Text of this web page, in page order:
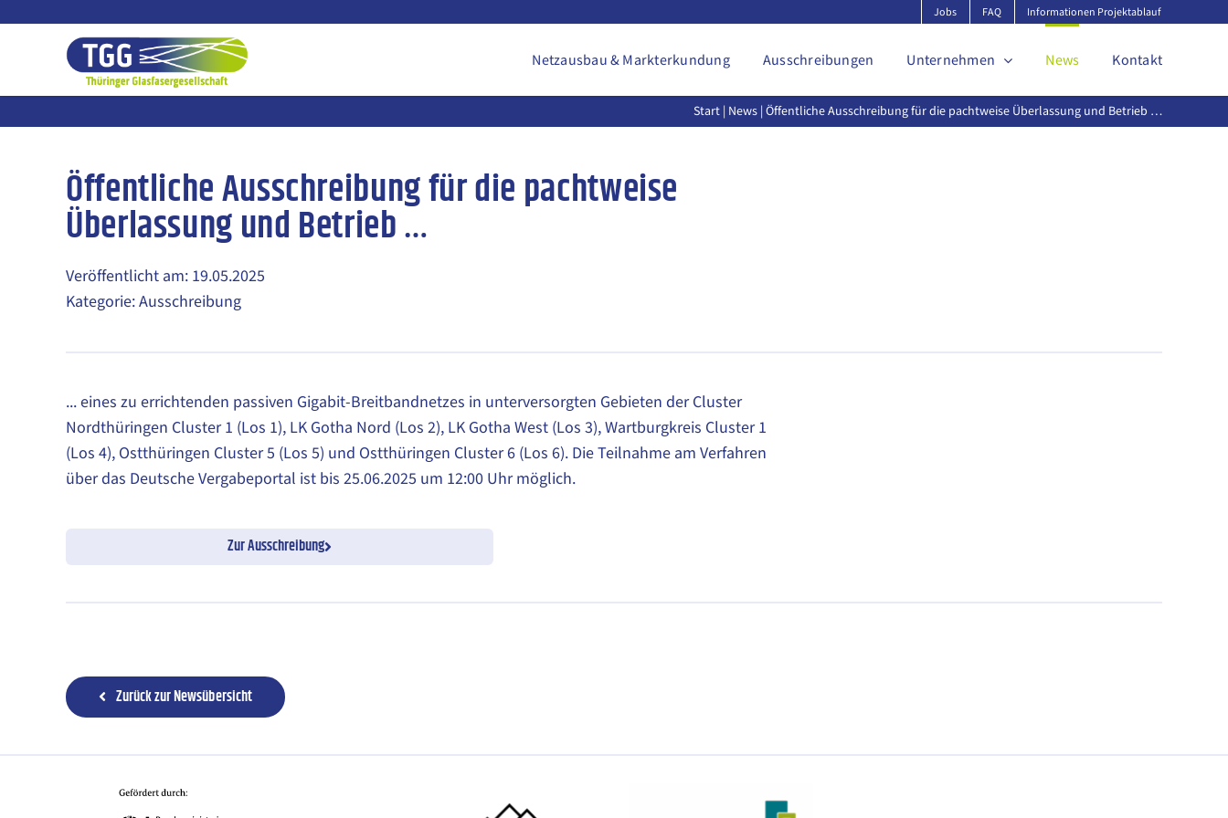
Jobs FAQ Informationen Projektablauf
Netzausbau & Markterkundung Ausschreibungen Unternehmen News Kontakt
Start | News | Öffentliche Ausschreibung für die pachtweise Überlassung und Betrieb …
Öffentliche Ausschreibung für die pachtweise
Überlassung und Betrieb …
Veröffentlicht am: 19.05.2025
Kategorie: Ausschreibung
... eines zu errichtenden passiven Gigabit-Breitbandnetzes in unterversorgten Gebieten der Cluster
Nordthüringen Cluster 1 (Los 1), LK Gotha Nord (Los 2), LK Gotha West (Los 3), Wartburgkreis Cluster 1
(Los 4), Ostthüringen Cluster 5 (Los 5) und Ostthüringen Cluster 6 (Los 6). Die Teilnahme am Verfahren
über das Deutsche Vergabeportal ist bis 25.06.2025 um 12:00 Uhr möglich.
Zur Ausschreibung
Zurück zur Newsübersicht